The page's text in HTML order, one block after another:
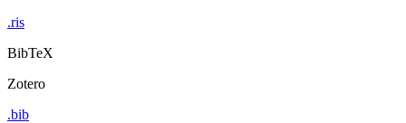
.ris
BibTeX
Zotero
.bib